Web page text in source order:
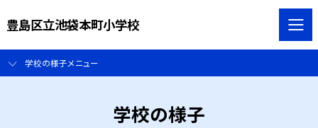
豊島区立池袋本町小学校
学校の様子メニュー
学校の様子